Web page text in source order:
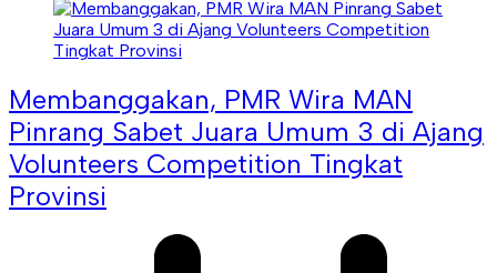
Membanggakan, PMR Wira MAN
Pinrang Sabet Juara Umum 3 di Ajang
Volunteers Competition Tingkat
Provinsi